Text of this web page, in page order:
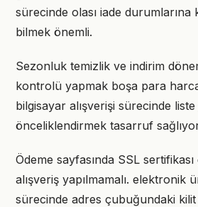
sürecinde olası iade durumlarına
bilmek önemli.
Sezonluk temizlik ve indirim
kontrolü yapmak boşa para
bilgisayar alışverişi sürecinde liste
önceliklendirmek tasarruf
Ödeme sayfasında SSL
alışveriş yapılmamalı. elektronik
sürecinde adres çubuğundaki kilit